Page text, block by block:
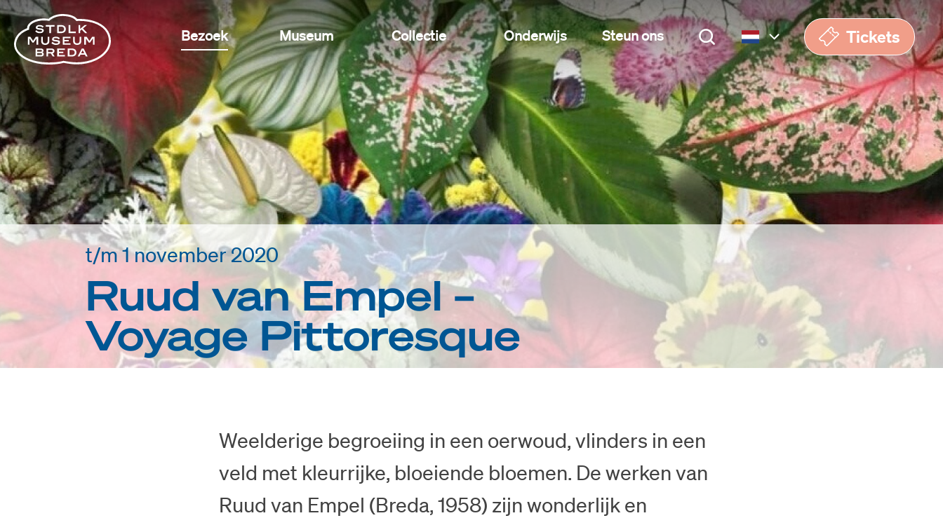
Bezoek Museum Collectie Onderwijs Steun ons
Nederlands
English
Tickets
t/m 1 november 2020
Ruud van Empel –
Voyage Pittoresque
Weelderige begroeiing in een oerwoud, vlinders in een
veld met kleurrijke, bloeiende bloemen. De werken van
Ruud van Empel (Breda, 1958) zijn wonderlijk en